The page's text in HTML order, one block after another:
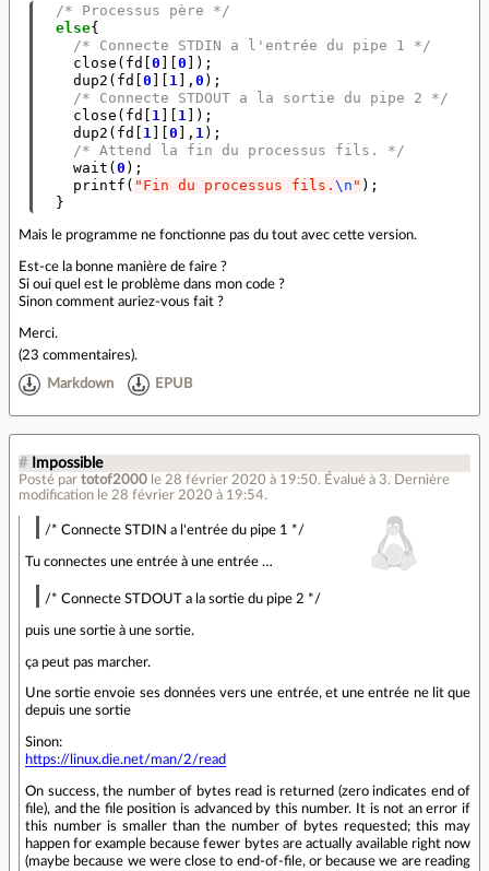
/* Processus père */
else{
/* Connecte STDIN a l'entrée du pipe 1 */
close ( fd [0 ][0 ]);
dup2 ( fd [0 ][ 1 ], 0 );
/* Connecte STDOUT a la sortie du pipe 2 */
close ( fd [ 1 ][ 1 ]);
dup2 ( fd [ 1 ][0 ], 1 );
/* Attend la fin du processus fils. */
wait (0 );
printf ( "Fin du processus fils. \n " );
}
Mais le programme ne fonctionne pas du tout avec cette version.
Est-ce la bonne manière de faire ?
Si oui quel est le problème dans mon code ?
Sinon comment auriez-vous fait ?
Merci.
(23 commentaires).
Markdown EPUB
# Impossible
Posté par totof2000 le 28 février 2020 à 19:50. Évalué à 3. Dernière
modification le 28 février 2020 à 19:54.
/* Connecte STDIN a l'entrée du pipe 1 */
Tu connectes une entrée à une entrée …
/* Connecte STDOUT a la sortie du pipe 2 */
puis une sortie à une sortie.
ça peut pas marcher.
Une sortie envoie ses données vers une entrée, et une entrée ne lit que
depuis une sortie
Sinon:
https://linux.die.net/man/2/read
On success, the number of bytes read is returned (zero indicates end of
file), and the file position is advanced by this number. It is not an error if
this number is smaller than the number of bytes requested; this may
happen for example because fewer bytes are actually available right now
(maybe because we were close to end-of-file, or because we are reading